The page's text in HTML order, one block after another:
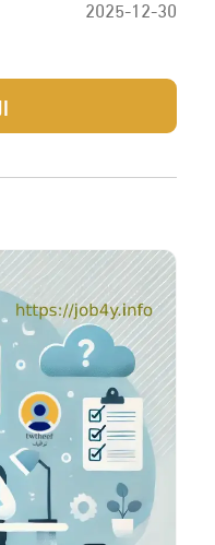
2025-12-30